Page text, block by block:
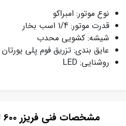
نوع موتور: امبراکو
قدرت موتور: 1/4 اسب بخار
شیشه: کشویی محدب
عایق بندی: تزریق فوم پلی یورتان
روشنایی: LED
مشخصات فنی فریزر 600 لیتری